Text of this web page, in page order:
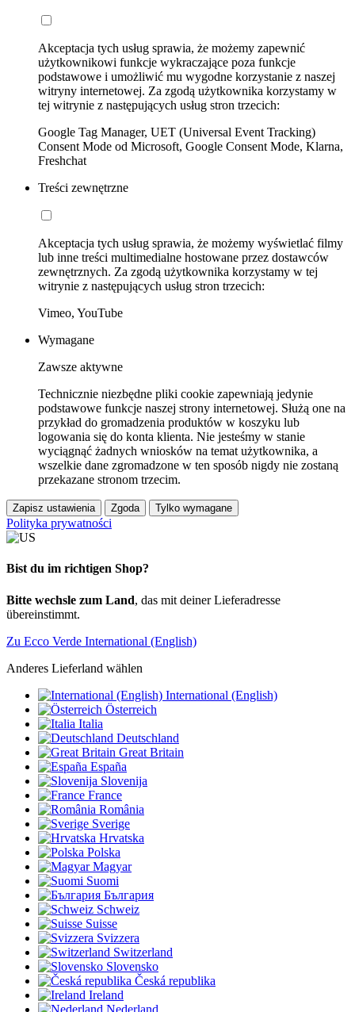
Akceptacja tych usług sprawia, że możemy zapewnić
użytkownikowi funkcje wykraczające poza funkcje
podstawowe i umożliwić mu wygodne korzystanie z naszej
witryny internetowej. Za zgodą użytkownika korzystamy w
tej witrynie z następujących usług stron trzecich:
Google Tag Manager, UET (Universal Event Tracking)
Consent Mode od Microsoft, Google Consent Mode, Klarna,
Freshchat
Treści zewnętrzne
Akceptacja tych usług sprawia, że możemy wyświetlać filmy
lub inne treści multimedialne hostowane przez dostawców
zewnętrznych. Za zgodą użytkownika korzystamy w tej
witrynie z następujących usług stron trzecich:
Vimeo, YouTube
Wymagane
Zawsze aktywne
Technicznie niezbędne pliki cookie zapewniają jedynie
podstawowe funkcje naszej strony internetowej. Służą one na
przykład do gromadzenia produktów w koszyku lub
logowania się do konta klienta. Nie jesteśmy w stanie
wyciągnąć żadnych wniosków na temat użytkownika, a
wszelkie dane zgromadzone w ten sposób nigdy nie zostaną
przekazane stronom trzecim.
Zapisz ustawienia Zgoda Tylko wymagane
Polityka prywatności
Bist du im richtigen Shop?
Bitte wechsle zum Land, das mit deiner Lieferadresse
übereinstimmt.
Zu Ecco Verde International (English)
Anderes Lieferland wählen
International (English)
Österreich
Italia
Deutschland
Great Britain
España
Slovenija
France
România
Sverige
Hrvatska
Polska
Magyar
Suomi
България
Schweiz
Suisse
Svizzera
Switzerland
Slovensko
Česká republika
Ireland
Nederland